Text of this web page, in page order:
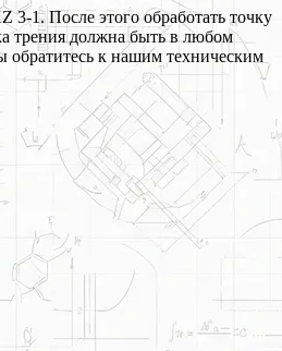
1. После этого обработать точку
трения должна быть в любом
обратитесь к нашим техническим